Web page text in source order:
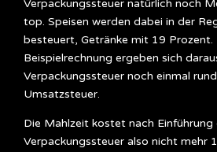
Verpackungssteuer natürlich noch
top. Speisen werden dabei in der
besteuert, Getränke mit 19 Prozent.
Beispielrechnung ergeben sich
Verpackungssteuer noch einmal
Umsatzsteuer.
Die Mahlzeit kostet nach Einführung
Verpackungssteuer also nicht mehr